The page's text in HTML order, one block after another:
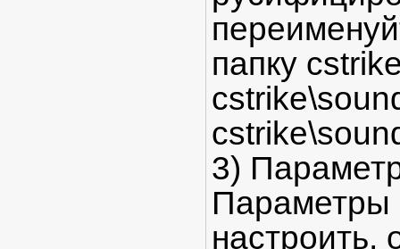
папку
3)
Параметры
настроить,